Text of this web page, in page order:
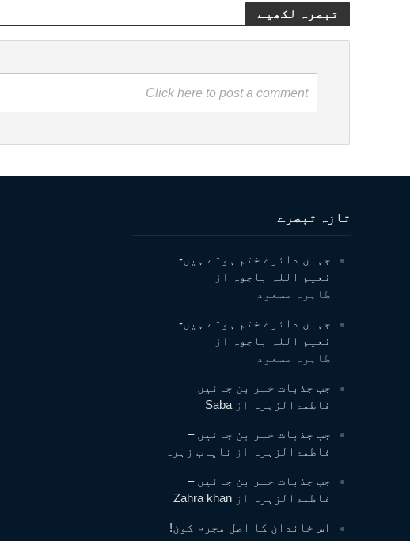
تبصرہ لکھیے
Click here to post a comment
تازہ تبصرے
جہاں دائرے ختم ہوتے ہیں-
نعیم اللہ باجوہ
از
طاہرہ مسعود
جہاں دائرے ختم ہوتے ہیں-
نعیم اللہ باجوہ
از
طاہرہ مسعود
جب جذبات خبر بن جائیں –
فاطمۃالزہرہ
ازSaba
جب جذبات خبر بن جائیں –
فاطمۃالزہرہ
از نایاب زہرہ
جب جذبات خبر بن جائیں –
فاطمۃالزہرہ
ازZahra khan
اس خاندان کا اصل مجرم کون! –